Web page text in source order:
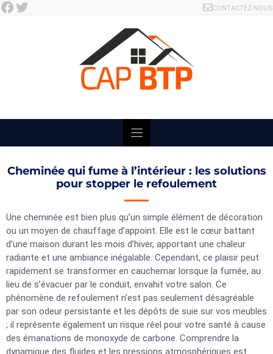
Skip
Facebook Twitter CONTACTEZ-NOUS
Cheminée qui fume à l’intérieur : les solutions
pour stopper le refoulement
Une cheminée est bien plus qu’un simple élément de décoration
ou un moyen de chauffage d’appoint. Elle est le cœur battant
d’une maison durant les mois d’hiver, apportant une chaleur
radiante et une ambiance inégalable. Cependant, ce plaisir peut
rapidement se transformer en cauchemar lorsque la fumée, au
lieu de s’évacuer par le conduit, envahit votre salon. Ce
phénomène de refoulement n’est pas seulement désagréable
par son odeur persistante et les dépôts de suie sur vos meubles
; il représente également un risque réel pour votre santé à cause
des émanations de monoxyde de carbone. Comprendre la
dynamique des fluides et les pressions atmosphériques est